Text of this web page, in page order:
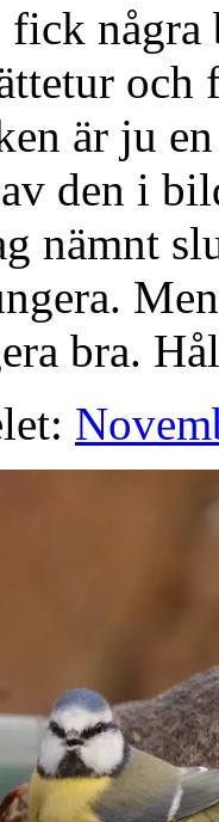
fick
är ju
den i
nämnt
bra.